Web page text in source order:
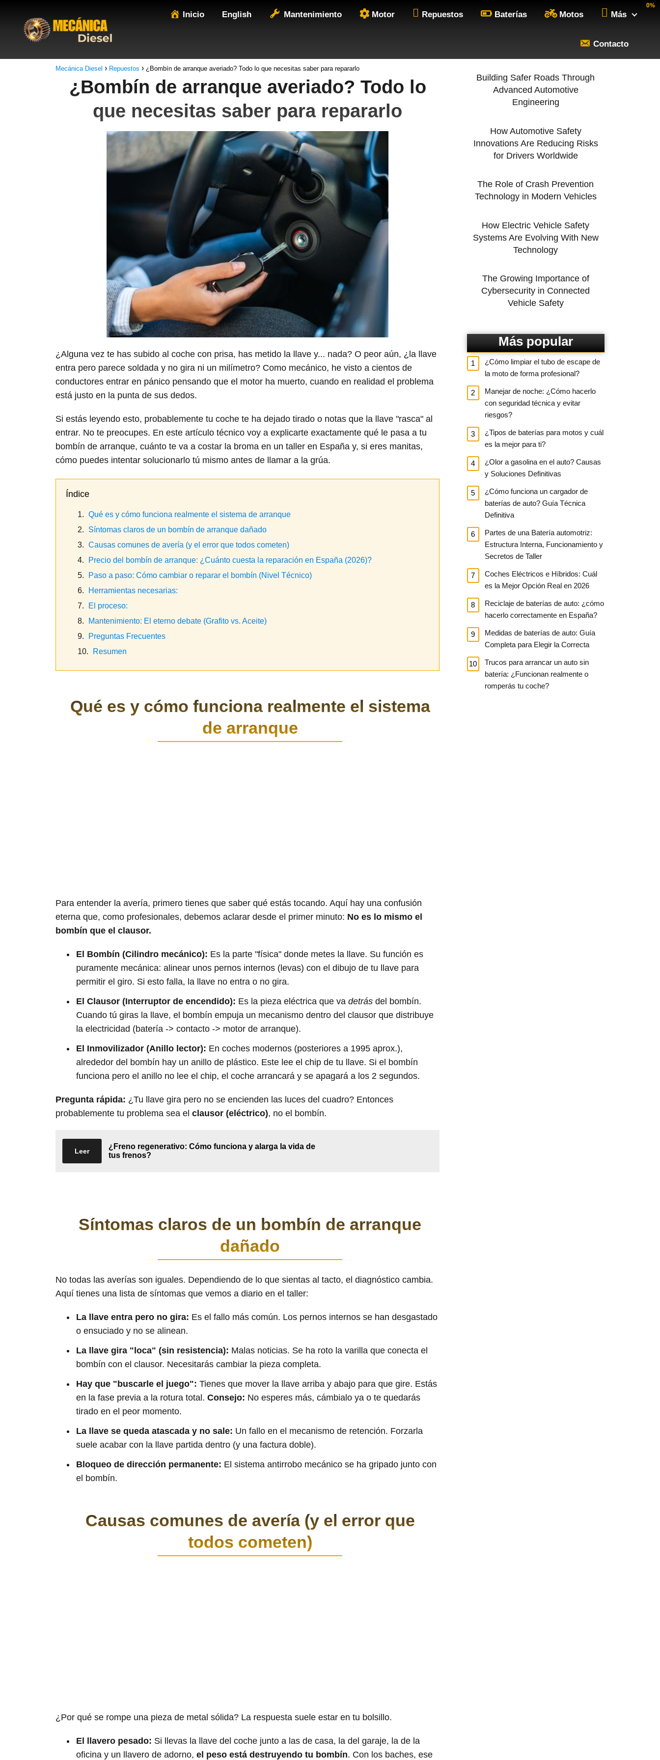
0%
Inicio English Mantenimiento Motor Repuestos Baterías Motos Más
Contacto
Mecánica Diesel Repuestos ¿Bombín de arranque averiado? Todo lo que necesitas saber para repararlo
¿Bombín de arranque averiado? Todo lo
que necesitas saber para repararlo
¿Alguna vez te has subido al coche con prisa, has metido la llave y... nada? O peor aún, ¿la llave
entra pero parece soldada y no gira ni un milímetro? Como mecánico, he visto a cientos de
conductores entrar en pánico pensando que el motor ha muerto, cuando en realidad el problema
está justo en la punta de sus dedos.
Si estás leyendo esto, probablemente tu coche te ha dejado tirado o notas que la llave "rasca" al
entrar. No te preocupes. En este artículo técnico voy a explicarte exactamente qué le pasa a tu
bombín de arranque, cuánto te va a costar la broma en un taller en España y, si eres manitas,
cómo puedes intentar solucionarlo tú mismo antes de llamar a la grúa.
Índice
Qué es y cómo funciona realmente el sistema de arranque
Síntomas claros de un bombín de arranque dañado
Causas comunes de avería (y el error que todos cometen)
Precio del bombín de arranque: ¿Cuánto cuesta la reparación en España (2026)?
Paso a paso: Cómo cambiar o reparar el bombín (Nivel Técnico)
Herramientas necesarias:
El proceso:
Mantenimiento: El eterno debate (Grafito vs. Aceite)
Preguntas Frecuentes
Resumen
Qué es y cómo funciona realmente el sistema
de arranque
Para entender la avería, primero tienes que saber qué estás tocando. Aquí hay una confusión
eterna que, como profesionales, debemos aclarar desde el primer minuto: No es lo mismo el
bombín que el clausor.
El Bombín (Cilindro mecánico): Es la parte "física" donde metes la llave. Su función es
puramente mecánica: alinear unos pernos internos (levas) con el dibujo de tu llave para
permitir el giro. Si esto falla, la llave no entra o no gira.
El Clausor (Interruptor de encendido): Es la pieza eléctrica que va detrás del bombín.
Cuando tú giras la llave, el bombín empuja un mecanismo dentro del clausor que distribuye
la electricidad (batería -> contacto -> motor de arranque).
El Inmovilizador (Anillo lector): En coches modernos (posteriores a 1995 aprox.),
alrededor del bombín hay un anillo de plástico. Este lee el chip de tu llave. Si el bombín
funciona pero el anillo no lee el chip, el coche arrancará y se apagará a los 2 segundos.
Pregunta rápida: ¿Tu llave gira pero no se encienden las luces del cuadro? Entonces
probablemente tu problema sea el clausor (eléctrico), no el bombín.
Leer
¿Freno regenerativo: Cómo funciona y alarga la vida de
tus frenos?
Síntomas claros de un bombín de arranque
dañado
No todas las averías son iguales. Dependiendo de lo que sientas al tacto, el diagnóstico cambia.
Aquí tienes una lista de síntomas que vemos a diario en el taller:
La llave entra pero no gira: Es el fallo más común. Los pernos internos se han desgastado
o ensuciado y no se alinean.
La llave gira "loca" (sin resistencia): Malas noticias. Se ha roto la varilla que conecta el
bombín con el clausor. Necesitarás cambiar la pieza completa.
Hay que "buscarle el juego": Tienes que mover la llave arriba y abajo para que gire. Estás
en la fase previa a la rotura total. Consejo: No esperes más, cámbialo ya o te quedarás
tirado en el peor momento.
La llave se queda atascada y no sale: Un fallo en el mecanismo de retención. Forzarla
suele acabar con la llave partida dentro (y una factura doble).
Bloqueo de dirección permanente: El sistema antirrobo mecánico se ha gripado junto con
el bombín.
Causas comunes de avería (y el error que
todos cometen)
¿Por qué se rompe una pieza de metal sólida? La respuesta suele estar en tu bolsillo.
El llavero pesado: Si llevas la llave del coche junto a las de casa, la del garaje, la de la
oficina y un llavero de adorno, el peso está destruyendo tu bombín. Con los baches, ese
Building Safer Roads Through
Advanced Automotive
Engineering
How Automotive Safety
Innovations Are Reducing Risks
for Drivers Worldwide
The Role of Crash Prevention
Technology in Modern Vehicles
How Electric Vehicle Safety
Systems Are Evolving With New
Technology
The Growing Importance of
Cybersecurity in Connected
Vehicle Safety
Más popular
¿Cómo limpiar el tubo de escape de
la moto de forma profesional?
Manejar de noche: ¿Cómo hacerlo
con seguridad técnica y evitar
riesgos?
¿Tipos de baterías para motos y cuál
es la mejor para ti?
¿Olor a gasolina en el auto? Causas
y Soluciones Definitivas
¿Cómo funciona un cargador de
baterías de auto? Guía Técnica
Definitiva
Partes de una Batería automotriz:
Estructura Interna, Funcionamiento y
Secretos de Taller
Coches Eléctricos e Híbridos: Cuál
es la Mejor Opción Real en 2026
Reciclaje de baterías de auto: ¿cómo
hacerlo correctamente en España?
Medidas de baterías de auto: Guía
Completa para Elegir la Correcta
Trucos para arrancar un auto sin
batería: ¿Funcionan realmente o
romperás tu coche?